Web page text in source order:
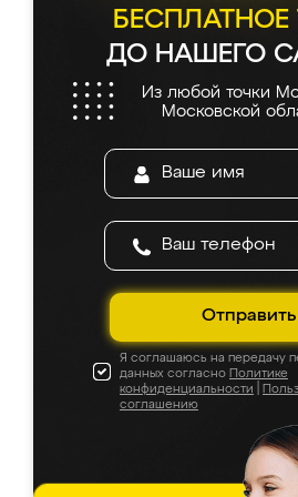
БЕСПЛАТНОЕ
ДО НАШЕГО
Из любой точки
Московской
Отправить
Я соглашаюсь на передачу
данных согласно Политике
конфиденциальности
соглашению